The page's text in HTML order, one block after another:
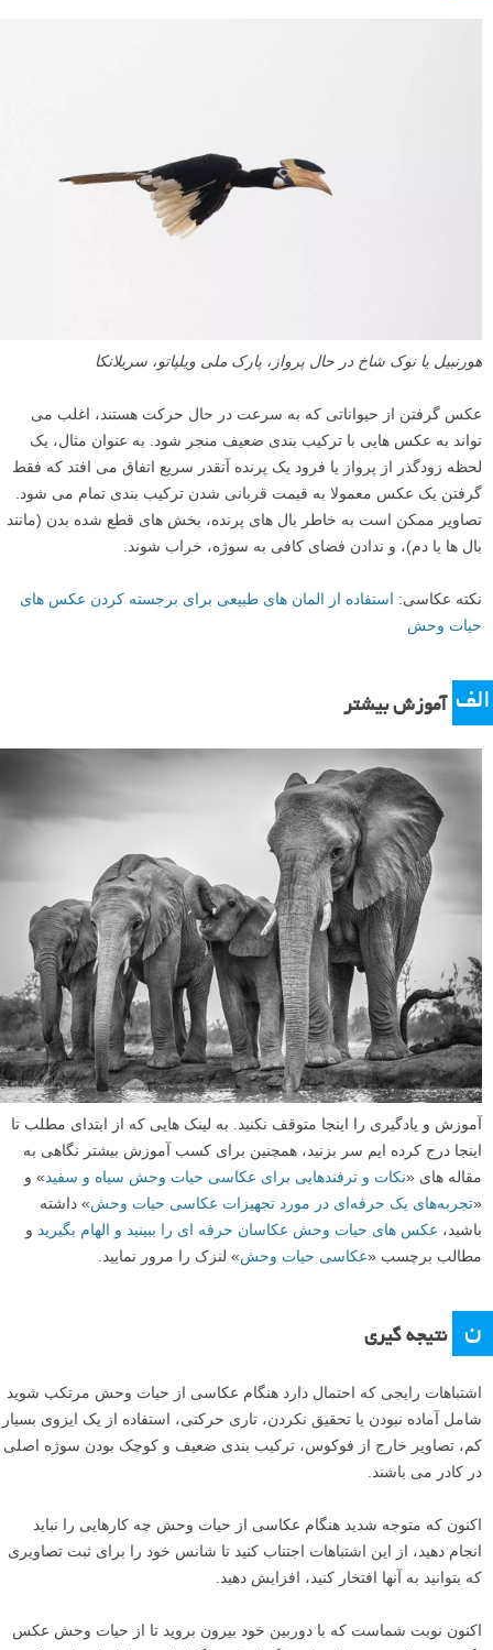
آموزش عکاسی با سیستم فوکوس خودکار دوربین
حیوانات وحشی وقتی انسان ها به آنها نزدیک می شوند می ترسند، که به این
معنی است که نزدیک شدن به آنها معمولا کار سختی است. در نتیجه، ممکن
کادر قرار گیرد، و سوژه برجسته به نظر نرسد و در پس زمینه گم شود.
گاهی اوقات گرفتن یک پرتره محیطی از یک حیوان می تواند خوب باشد، اما
اغلب اوقات باید کادر را با حیوان پر کنید. بنابراین اگر قصد دارید مقدار
بیشتری از سوژه خود را ثبت کنید، کمی بیشتر زوم کنید یا آموزش ببینید
«چگونه به حیوانات نزدیک تر شوید».
۷ ترکیب بندی خیلی خوب نیست
هورنبیل یا نوک شاخ در حال پرواز، پارک ملی ویلپاتو، سریلانکا
عکس گرفتن از حیواناتی که به سرعت در حال حرکت هستند، اغلب می
تواند به عکس هایی با ترکیب بندی ضعیف منجر شود. به عنوان مثال، یک
لحظه زودگذر از پرواز یا فرود یک پرنده آنقدر سریع اتفاق می افتد که فقط
گرفتن یک عکس معمولا به قیمت قربانی شدن ترکیب بندی تمام می شود.
تصاویر ممکن است به خاطر بال های پرنده، بخش های قطع شده بدن (مانند
بال ها یا دم)، و ندادن فضای کافی به سوژه، خراب شوند.
نکته عکاسی:استفاده از المان های طبیعی برای برجسته کردن عکس های
حیات وحش
الف آموزش بیشتر